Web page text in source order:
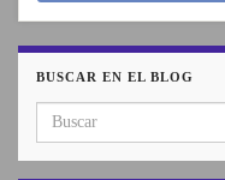
BUSCAR EN EL BLOG
Search for: